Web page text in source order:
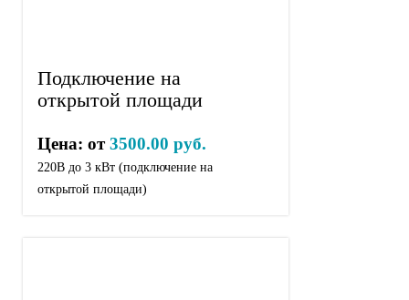
Подключение на
открытой площади
Цена: от3500.00 руб.
220В до 3 кВт (подключение на
открытой площади)